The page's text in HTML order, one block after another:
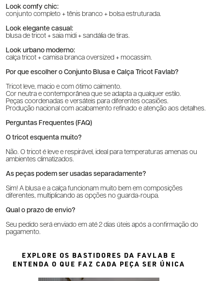
Look comfy chic:
conjunto completo + tênis branco + bolsa estruturada.
Look elegante casual:
blusa de tricot + saia midi + sandália de tiras.
Look urbano moderno:
calça tricot + camisa branca oversized + mocassim.
Por que escolher o Conjunto Blusa e Calça Tricot Favlab?
Tricot leve, macio e com ótimo caimento.
Cor neutra e contemporânea que se adapta a qualquer estilo.
Peças coordenadas e versáteis para diferentes ocasiões.
Produção nacional com acabamento refinado e atenção aos detalhes.
Perguntas Frequentes (FAQ)
O tricot esquenta muito?
Não. O tricot é leve e respirável, ideal para temperaturas amenas ou
ambientes climatizados.
As peças podem ser usadas separadamente?
Sim! A blusa e a calça funcionam muito bem em composições
diferentes, multiplicando as opções no guarda-roupa.
Qual o prazo de envio?
Seu pedido será enviado em até 2 dias úteis após a confirmação do
pagamento.
EXPLORE OS BASTIDORES DA FAVLAB E
ENTENDA O QUE FAZ CADA PEÇA SER ÚNICA